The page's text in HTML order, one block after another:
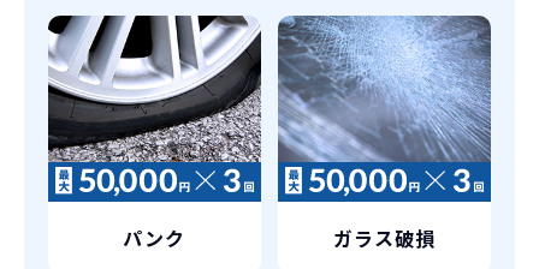
低価格が可能に！
ジョイカルジャパンが今まで培ってきた
日本全国・世界中の流通ネットワークと
ノウハウを集約することでこの「超高残
価設定」を実現しました。
また特定の車両に絞ることによりこの価
格設定が可能となりました。
ー保証があるから安心です。
契約リスクが 少ない
車を購入する場合、購入時に｢登録時諸費
用｣や「各種税金」は車両本体以外にかか
ります。
これらの費用がコミコミの料金です。
パンク ガラス破損